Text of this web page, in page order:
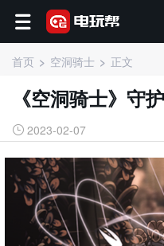
首页 空洞骑士 正文
《空洞骑士》守
2023-02-07